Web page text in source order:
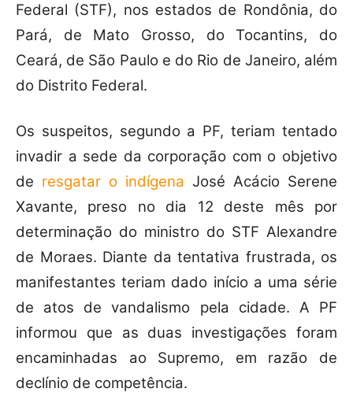
Federal (STF), nos estados de Rondônia, do
Pará, de Mato Grosso, do Tocantins, do
Ceará, de São Paulo e do Rio de Janeiro, além
do Distrito Federal.
Os suspeitos, segundo a PF, teriam tentado
invadir a sede da corporação com o objetivo
de resgatar o indígena José Acácio Serene
Xavante, preso no dia 12 deste mês por
determinação do ministro do STF Alexandre
de Moraes. Diante da tentativa frustrada, os
manifestantes teriam dado início a uma série
de atos de vandalismo pela cidade. A PF
informou que as duas investigações foram
encaminhadas ao Supremo, em razão de
declínio de competência.